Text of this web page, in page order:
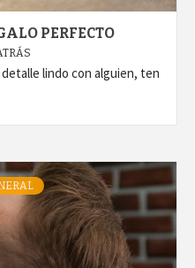
PERFECTO
lindo con alguien, ten